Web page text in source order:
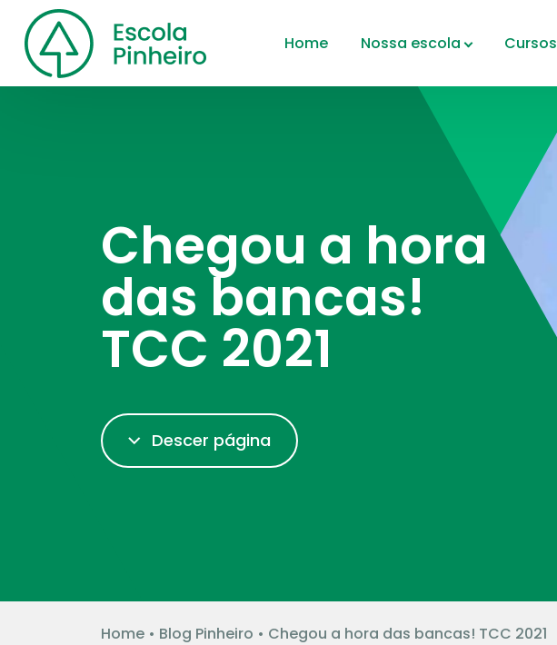
Home Nossa escola Cursos
Chegou a hora
das bancas!
TCC 2021
Descer página
Home• Blog Pinheiro • Chegou a hora das bancas! TCC 2021